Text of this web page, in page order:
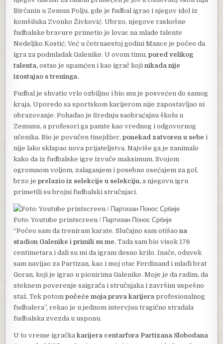
Birčanin u Zemun Polju, gde je fudbal igrao i njegov idol iz
komšiluka Zvonko Živković. Ubrzo, njegove raskošne
fudbalske bravure primetio je lovac na mlade talente
Nedeljko Kostić. Već u četrnaestoj godini Mance je počeo da
igra za podmladak Galenike. U ovom timu,pored velikog
talenta, ostao je upamćen i kao igrač kojinikada nije
izostajao s treninga.
Fudbal je shvatio vrlo ozbiljno i bio mu je posvećen do samog
kraja. Uporedo sa sportskom karijerom nije zapostavljao ni
obrazovanje. Pohađao je Srednju saobraćajnu školu u
Zemunu, a profesori ga pamte kao vrednog i odgovornog
učenika. Bio je povučen tinejdžer,ponekad zatvoren u sebe i
nije lako sklapao nova prijateljstva. Najviše ga je zanimalo
kako da iz fudbalske igre izvuče maksimum. Svojom
ogromnom voljom, zalaganjem i posebno osećajem za gol,
brzo je prelazio iz selekcije u selekciju,a njegovu igru
primetili su brojni fudbalski stručnjaci.
Foto: Youtube printscreen / Партизан Понос Србије
“Počeo sam da treniram karate. Slučajno sam otišaona
stadion Galenike i primili su me.Tada sam bio visok 176
centimetara i dali su mi da igram desno krilo. Inače, oduvek
sam navijao za Partizan, kao i moj otac Ferdinand i mlađi brat
Goran, koji je igrao u pionirima Galenike. Moje je da radim, da
steknem poverenje saigrača i stručnjaka i završim uspešno
staž. Tek potompočeće moja prava karijera profesionalnog
fudbalera”, rekao je u jednom intervjuu tragično stradala
fudbalska zvezda u usponu.
U to vreme igračkakarijera centarfora Partizana Slobodana